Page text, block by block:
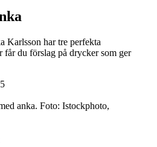
Karlsson har tre perfekta
du förslag på drycker som ger
anka. Foto: Istockphoto,